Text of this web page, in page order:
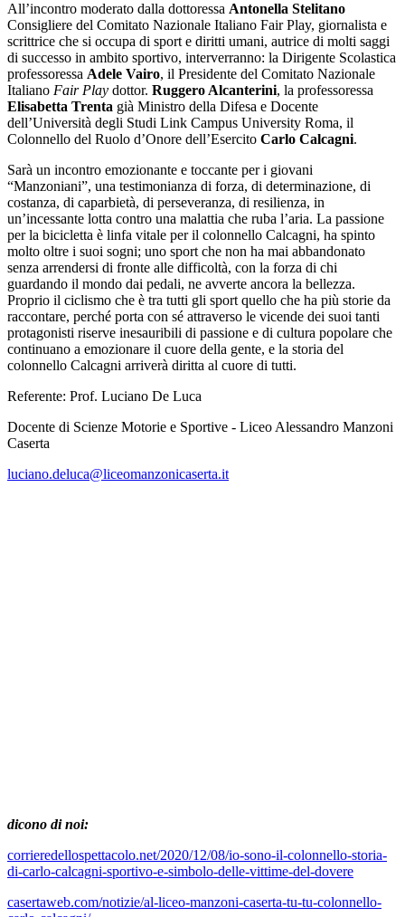
All’incontro moderato dalla dottoressa Antonella Stelitano
Consigliere del Comitato Nazionale Italiano Fair Play, giornalista e
scrittrice che si occupa di sport e diritti umani, autrice di molti saggi
di successo in ambito sportivo, interverranno: la Dirigente Scolastica
professoressa Adele Vairo, il Presidente del Comitato Nazionale
Italiano Fair Play dottor. Ruggero Alcanterini, la professoressa
Elisabetta Trenta già Ministro della Difesa e Docente
dell’Università degli Studi Link Campus University Roma, il
Colonnello del Ruolo d’Onore dell’Esercito Carlo Calcagni.
Sarà un incontro emozionante e toccante per i giovani
“Manzoniani”, una testimonianza di forza, di determinazione, di
costanza, di caparbietà, di perseveranza, di resilienza, in
un’incessante lotta contro una malattia che ruba l’aria. La passione
per la bicicletta è linfa vitale per il colonnello Calcagni, ha spinto
molto oltre i suoi sogni; uno sport che non ha mai abbandonato
senza arrendersi di fronte alle difficoltà, con la forza di chi
guardando il mondo dai pedali, ne avverte ancora la bellezza.
Proprio il ciclismo che è tra tutti gli sport quello che ha più storie da
raccontare, perché porta con sé attraverso le vicende dei suoi tanti
protagonisti riserve inesauribili di passione e di cultura popolare che
continuano a emozionare il cuore della gente, e la storia del
colonnello Calcagni arriverà diritta al cuore di tutti.
Referente: Prof. Luciano De Luca
Docente di Scienze Motorie e Sportive - Liceo Alessandro Manzoni
Caserta
luciano.deluca@liceomanzonicaserta.it
dicono di noi:
corrieredellospettacolo.net/2020/12/08/io-sono-il-colonnello-storia-
di-carlo-calcagni-sportivo-e-simbolo-delle-vittime-del-dovere
casertaweb.com/notizie/al-liceo-manzoni-caserta-tu-tu-colonnello-